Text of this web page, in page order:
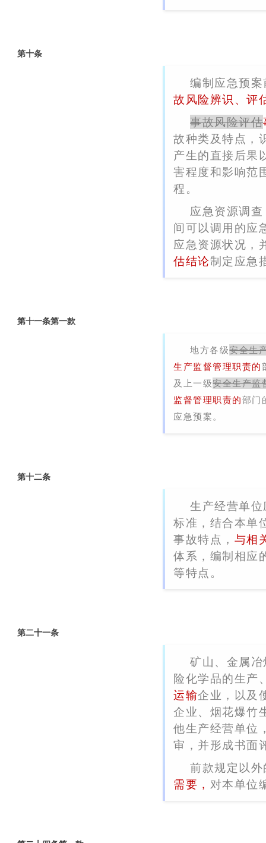
第十条
编制应急预
故风险辨识、评
事故风险评估
故种类及特点，
产生的直接后果
害程度和影响范
程。
应急资源调
间可以调用的应
应急资源状况，
估结论制定应急
第十一条第一款
地方各级安全生
生产监督管理职责的
及上一级安全生产监
监督管理职责的部门
应急预案。
第十二条
生产经营单
标准，结合本单
事故特点， 与相
体系，编制相应
等特点。
第二十一条
矿山、金属冶
险化学品的生产
运输企业，以及
企业、烟花爆竹
他生产经营单位
审，并形成书面
前款规定以
需要， 对本单位